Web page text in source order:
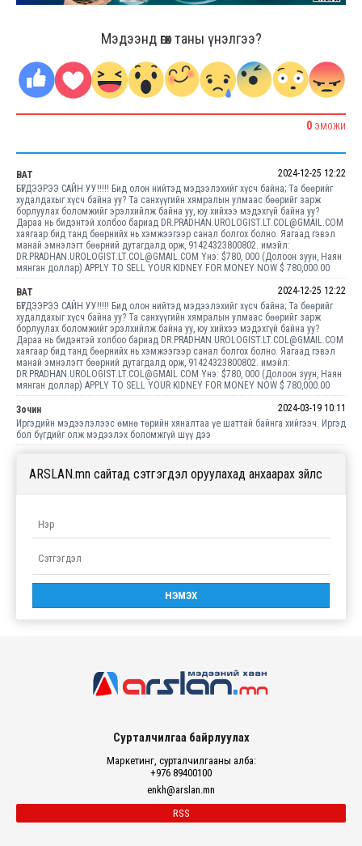
Мэдээнд өгөх таны үнэлгээ?
0 ЭМОЖИ
BAT
2024-12-25 12:22
БҮГДЭЭРЭЭ САЙН УУ!!!!! Бид олон нийтэд мэдээлэхийг хүсч байна; Та бөөрийг
худалдахыг хүсч байна уу? Та санхүүгийн хямралын улмаас бөөрийг зарж
борлуулах боломжийг эрэлхийлж байна уу, юу хийхээ мэдэхгүй байна уу?
Дараа нь бидэнтэй холбоо бариад DR.PRADHAN.UROLOGIST.LT.COL@GMAIL.COM
хаягаар бид танд бөөрнийх нь хэмжээгээр санал болгох болно. Яагаад гэвэл
манай эмнэлэгт бөөрний дутагдалд орж, 91424323800802. имэйл:
DR.PRADHAN.UROLOGIST.LT.COL@GMAIL.COM Yнэ: $780, 000 (Долоон зуун, Наян
мянган доллар) APPLY TO SELL YOUR KIDNEY FOR MONEY NOW $ 780,000.00
BAT
2024-12-25 12:22
БҮГДЭЭРЭЭ САЙН УУ!!!!! Бид олон нийтэд мэдээлэхийг хүсч байна; Та бөөрийг
худалдахыг хүсч байна уу? Та санхүүгийн хямралын улмаас бөөрийг зарж
борлуулах боломжийг эрэлхийлж байна уу, юу хийхээ мэдэхгүй байна уу?
Дараа нь бидэнтэй холбоо бариад DR.PRADHAN.UROLOGIST.LT.COL@GMAIL.COM
хаягаар бид танд бөөрнийх нь хэмжээгээр санал болгох болно. Яагаад гэвэл
манай эмнэлэгт бөөрний дутагдалд орж, 91424323800802. имэйл:
DR.PRADHAN.UROLOGIST.LT.COL@GMAIL.COM Yнэ: $780, 000 (Долоон зуун, Наян
мянган доллар) APPLY TO SELL YOUR KIDNEY FOR MONEY NOW $ 780,000.00
Зочин
2024-03-19 10:11
Иргэдийн мэдээлэлээс өмнө төрийн хяналтаа үе шаттай байнга хийгээч. Иргэд
бол бүгдийг олж мэдээлэх боломжгүй шүү дээ
ARSLAN.mn сайтад сэтгэгдэл оруулахад анхаарах зүйлс
Сурталчилгаа байрлуулах
Маркетинг, сурталчилгааны алба:
+976 89400100
enkh@arslan.mn
RSS